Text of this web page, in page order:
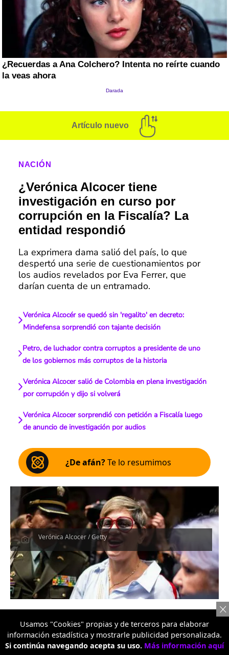
Artículo nuevo
NACIÓN
¿Verónica Alcocer tiene
investigación en curso por
corrupción en la Fiscalía? La
entidad respondió
La exprimera dama salió del país, lo que
despertó una serie de cuestionamientos por
los audios revelados por Eva Ferrer, que
darían cuenta de un entramado.
Verónica Alcocér se quedó sin 'regalito' en decreto:
Mindefensa sorprendió con tajante decisión
Petro, de luchador contra corruptos a presidente de uno
de los gobiernos más corruptos de la historia
Verónica Alcocer salió de Colombia en plena investigación
por corrupción y dijo si volverá
Verónica Alcocer sorprendió con petición a Fiscalía luego
de anuncio de investigación por audios
¿De afán?Te lo resumimos
Verónica Alcocer / Getty
Por:Redacción Nación
Publicado: 07/08/2026 - 09:41 am
Usamos "Cookies" propias y de terceros para elaborar
información estadística y mostrarle publicidad personalizada.
Si continúa navegando acepta su uso. Más información aquí